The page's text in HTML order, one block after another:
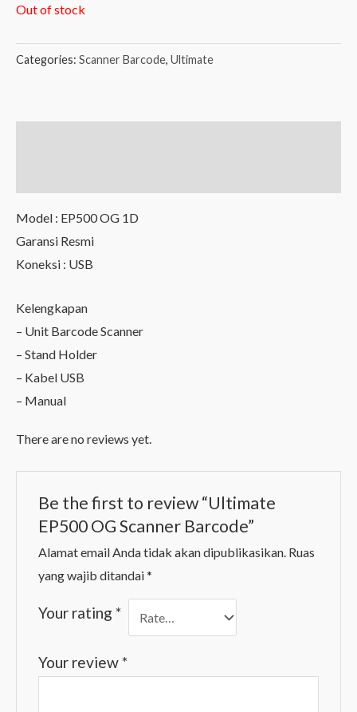
Out of stock
Categories: Scanner Barcode, Ultimate
Model : EP500 OG 1D
Garansi Resmi
Koneksi : USB
Kelengkapan
– Unit Barcode Scanner
– Stand Holder
– Kabel USB
– Manual
There are no reviews yet.
Be the first to review “Ultimate
EP500 OG Scanner Barcode”
Alamat email Anda tidak akan dipublikasikan. Ruas
yang wajib ditandai*
Your rating *
Your review*